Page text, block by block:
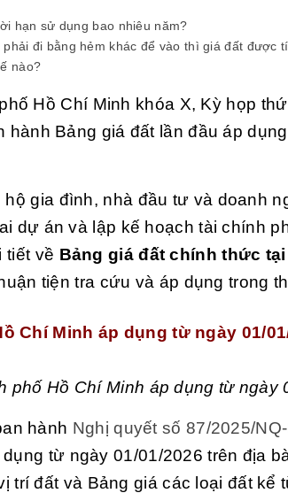
hạn sử dụng bao nhiêu năm?
đi bằng hẻm khác để vào thì giá đất được
nào?
Hồ Chí Minh khóa X, Kỳ họp
hành Bảng giá đất lần đầu áp
gia đình, nhà đầu tư và doanh
dự án và lập kế hoạch tài chính
tiết về Bảng giá đất chính thức
tiện tra cứu và áp dụng trong
Chí Minh áp dụng từ ngày 01/
phố Hồ Chí Minh áp dụng từ ngày
hành Nghị quyết số 87/2025/
từ ngày 01/01/2026 trên địa
trí đất và Bảng giá các loại đất kể